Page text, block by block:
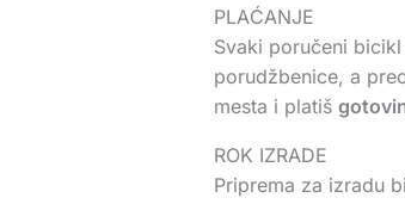
PLAĆANJE
Svaki poručeni
porudžbenice, a
mesta i platiš
ROK IZRADE
Priprema za izradu